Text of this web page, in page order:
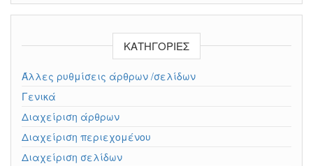
KΑΤΗΓΟΡΊΕΣ
Άλλες ρυθμίσεις άρθρων /σελίδων
Γενικά
Διαχείριση άρθρων
Διαχείριση περιεχομένου
Διαχείριση σελίδων